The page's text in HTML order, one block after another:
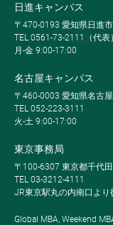
日進キャンパス
〒470-0193 愛知県日進
TEL 0561-73-2111（代表
月-金 9:00-17:00
名古屋キャンパス
〒460-0003 愛知県名古
TEL 052-223-3111
火-土 9:00-17:00
東京事務局
〒100-6307 東京都千代
TEL 03-3212-4111
JR東京駅丸の内南口より
Global MBA, Weekend